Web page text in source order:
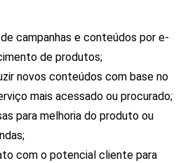
campanhas e conteúdos por e-
de produtos;
novos conteúdos com base no
mais acessado ou procurado;
para melhoria do produto ou
com o potencial cliente para